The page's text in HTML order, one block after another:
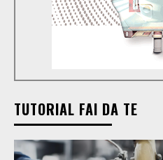
TUTORIAL FAI DA TE